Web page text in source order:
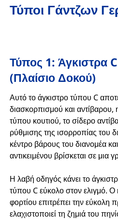
Τύποι Γάντζων
Τύπος 1: Άγκιστρα
(πλαίσιο Δοκού)
Αυτό το άγκιστρο τύπου C
διασκορπισμού και αντίβαρου,
τύπου κουτιού, το σίδερο
ρύθμισης της ισορροπίας του
κέντρο βάρους του διανομέα
αντικειμένου βρίσκεται σε μια
Η λαβή οδηγός κάνει το
τύπου C εύκολο στον ελιγμό.
φορτίου επιτρέπει την εύκολη
ελαχιστοποιεί τη ζημιά του